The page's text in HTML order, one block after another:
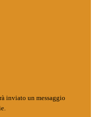
inviato un messaggio